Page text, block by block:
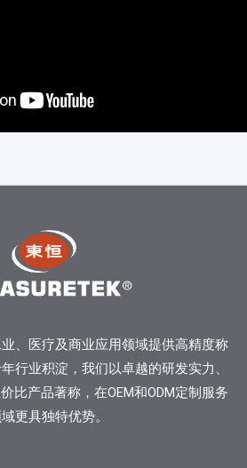
、医疗及商业应用领域提供高精度称
行业积淀，我们以卓越的研发实力、
比产品著称，在OEM和ODM定制服务
更具独特优势。